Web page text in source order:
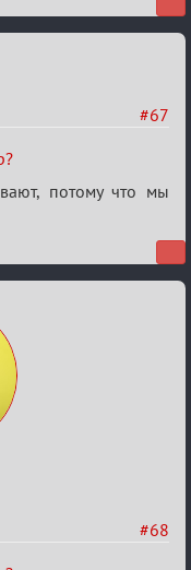
#67
потому что мы
#68